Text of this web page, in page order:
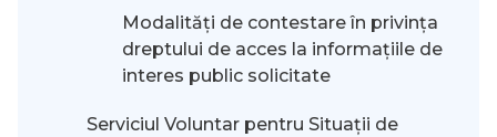
Modalităţi de contestare în privinţa
dreptului de acces la informaţiile de
interes public solicitate
Serviciul Voluntar pentru Situații de